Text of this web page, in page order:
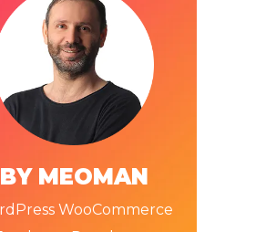
BY MEOMAN
WooCommerce